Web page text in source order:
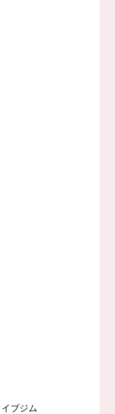
ブジム